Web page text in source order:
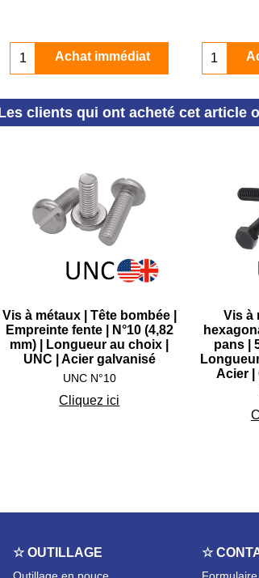
Achat immédiat
clients qui ont acheté cet article
Vis à métaux | Tête bombée |
Empreinte fente | N°10 (4,82
mm) | Longueur au choix |
UNC | Acier galvanisé
UNC N°10
Cliquez ici
Vis à
pans |
Acier |
☆ OUTILLAGE ☆